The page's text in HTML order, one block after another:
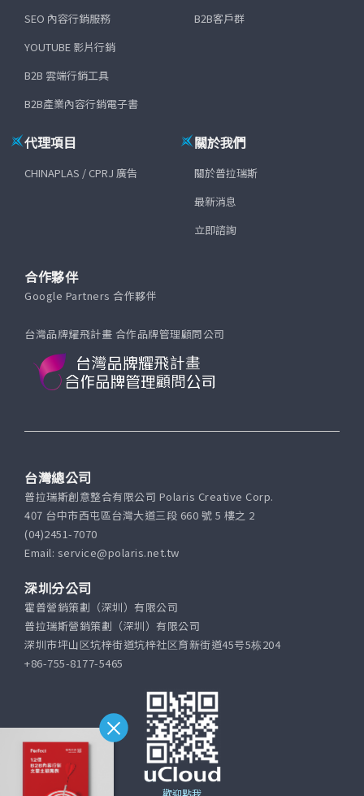
SEO 內容行銷服務
YOUTUBE 影片行銷
B2B 雲端行銷工具
B2B產業內容行銷電子書
B2B客戶群
代理項目
CHINAPLAS / CPRJ 廣告
關於我們
關於普拉瑞斯
最新消息
立即諮詢
合作夥伴
Google Partners 合作夥伴
台灣品牌耀飛計畫 合作品牌管理顧問公司
台灣總公司
普拉瑞斯創意整合有限公司 Polaris Creative Corp.
407 台中市西屯區台灣大道三段 660 號 5 樓之 2
(04)2451-7070
Email: service@polaris.net.tw
深圳分公司
霍普營銷策劃（深圳）有限公司
普拉瑞斯營銷策劃（深圳）有限公司
深圳市坪山区坑梓街道坑梓社区育新街道45号5栋204
+86-755-8177-5465
歡迎點我